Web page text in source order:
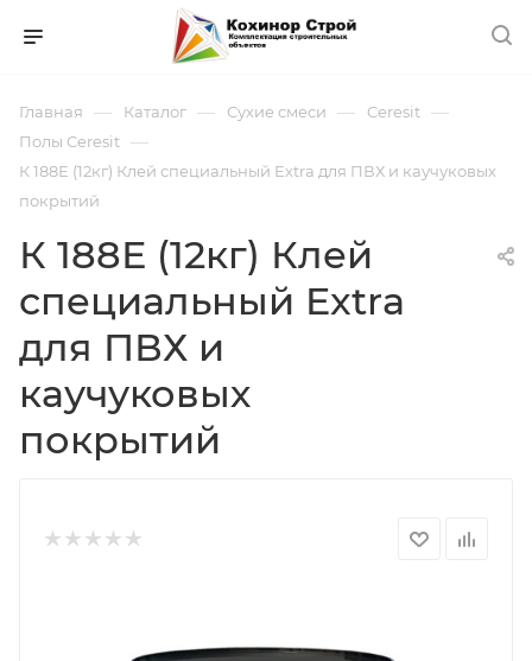
Главная — Каталог — Сухие смеси — Ceresit —
Полы Ceresit —
К 188Е (12кг) Клей специальный Extra для ПВХ и каучуковых
покрытий
К 188Е (12кг) Клей
специальный Extra
для ПВХ и
каучуковых
покрытий